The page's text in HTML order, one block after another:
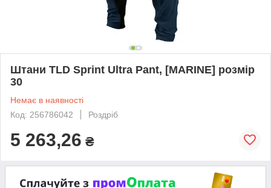
Штани TLD Sprint Ultra Pant, [MARINE] розмір
30
Немає в наявності
Код: 256786042
Роздріб
5 263,26 ₴